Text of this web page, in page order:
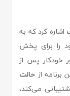
اشاره کرد که به
را برای پخش
خودکار پس از
از حالت
می‌کند،